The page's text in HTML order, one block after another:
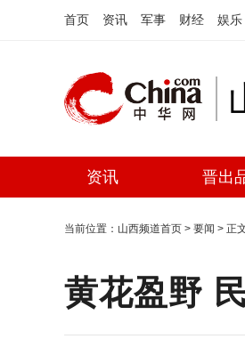
首页 资讯 军事 财经 娱乐
资讯 晋出
当前位置： 山西频道首页 > 要闻 > 正
黄花盈野